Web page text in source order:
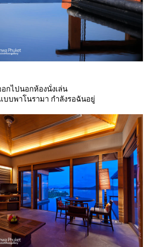
กไปนอกห้องนั่งเล่น
บบพาโนรามา กำลังรอฉันอยู่